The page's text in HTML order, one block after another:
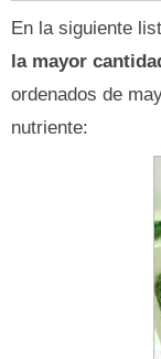
En la siguiente
la mayor
ordenados de
nutriente: